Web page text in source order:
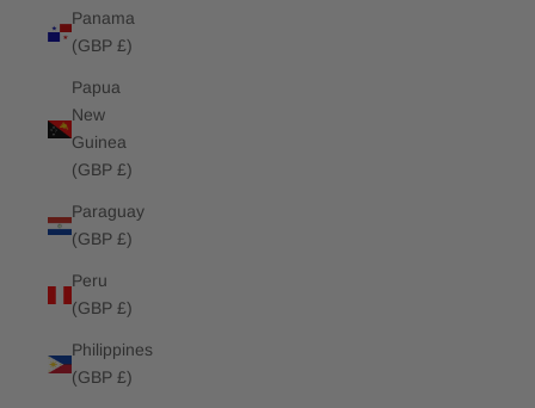
Panama
(GBP £)
Papua
New
Guinea
(GBP £)
Paraguay
(GBP £)
Peru
(GBP £)
Philippines
(GBP £)